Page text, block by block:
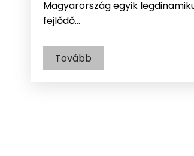
Magyarország egyik
fejlődő…
Tovább